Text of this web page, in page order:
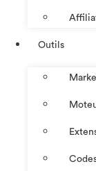
Outils